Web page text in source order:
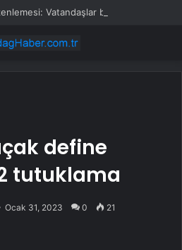
define
tutuklama
Ocak 31, 2023 0 21